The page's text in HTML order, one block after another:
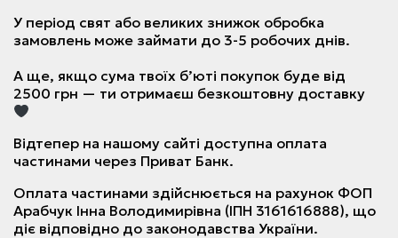
У період свят або великих знижок обробка
замовлень може займати до 3-5 робочих днів.
А ще, якщо сума твоїх б’юті покупок буде від
2500 грн — ти отримаєш безкоштовну доставку
Відтепер на нашому сайті доступна оплата
частинами через Приват Банк.
Оплата частинами здійснюється на рахунок ФОП
Арабчук Інна Володимирівна (ІПН 3161616888), що
діє відповідно до законодавства України.